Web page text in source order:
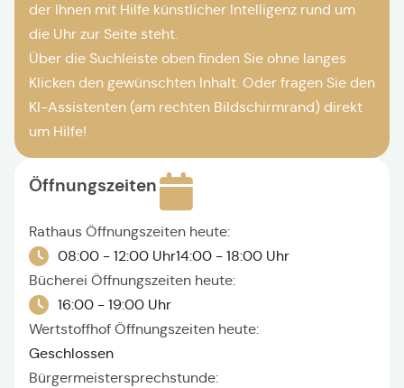
der Ihnen mit Hilfe künstlicher Intelligenz rund um
die Uhr zur Seite steht.
Über die Suchleiste oben finden Sie ohne langes
Klicken den gewünschten Inhalt. Oder fragen Sie den
KI-Assistenten (am rechten Bildschirmrand) direkt
um Hilfe!
Öffnungszeiten
Rathaus Öffnungszeiten heute:
08:00 - 12:00 Uhr14:00 - 18:00 Uhr
Bücherei Öffnungszeiten heute:
16:00 - 19:00 Uhr
Wertstoffhof Öffnungszeiten heute:
Geschlossen
Bürgermeistersprechstunde: